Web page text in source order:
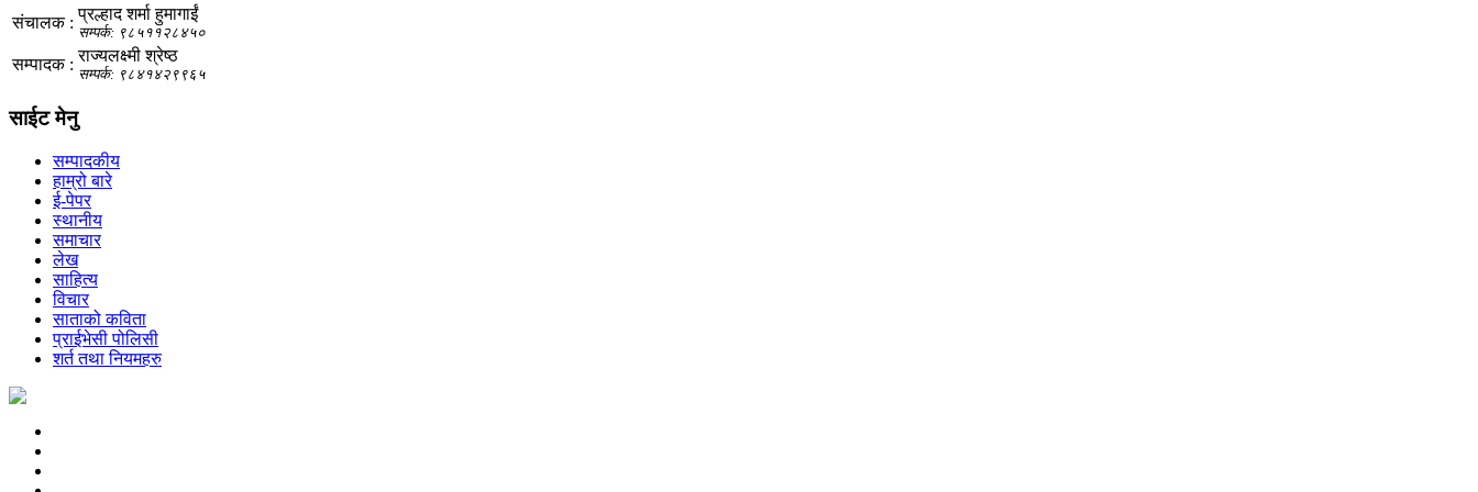
संचालक : प्रल्हाद शर्मा हुमागाईं
सम्पर्क: ९८५११२८४५०
सम्पादक : राज्यलक्ष्मी श्रेष्ठ
सम्पर्क: ९८४१४२९९६५
साईट मेनु
सम्पादकीय
हाम्रो बारे
ई-पेपर
स्थानीय
समाचार
लेख
साहित्य
विचार
साताको कविता
प्राईभेसी पोलिसी
शर्त तथा नियमहरु